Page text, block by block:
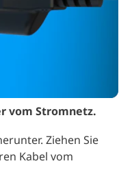
vom Stromnetz.
Ziehen Sie
Kabel vom